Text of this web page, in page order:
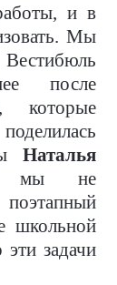
и в
Мы
после
которые
Наталья
не
школьной
задачи